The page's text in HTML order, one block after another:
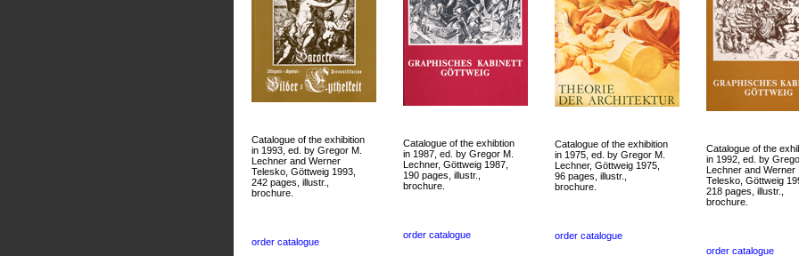
Catalogue of the exhibition
in 1993, ed. by Gregor M.
Lechner and Werner
Telesko, Göttweig 1993,
242 pages, illustr.,
brochure.
order catalogue
Catalogue of the exhibtion
in 1987, ed. by Gregor M.
Lechner, Göttweig 1987,
190 pages, illustr.,
brochure.
order catalogue
Catalogue of the exhibition
in 1975, ed. by Gregor M.
Lechner, Göttweig 1975,
96 pages, illustr.,
brochure.
order catalogue
Catalogue of the
in 1992, ed. by
Lechner and Werner
Telesko, Göttweig
218 pages, illustr.,
brochure.
order catalogue